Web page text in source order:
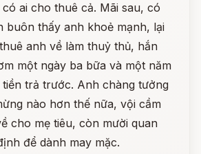
ai cho thuê cả. Mãi sau, có
buôn thấy anh khoẻ mạnh, lại
anh về làm thuỷ thủ, hắn
một ngày ba bữa và một năm
tiền trả trước. Anh chàng tưởng
nào hơn thế nữa, vội cầm
cho mẹ tiêu, còn mười quan
để dành may mặc.